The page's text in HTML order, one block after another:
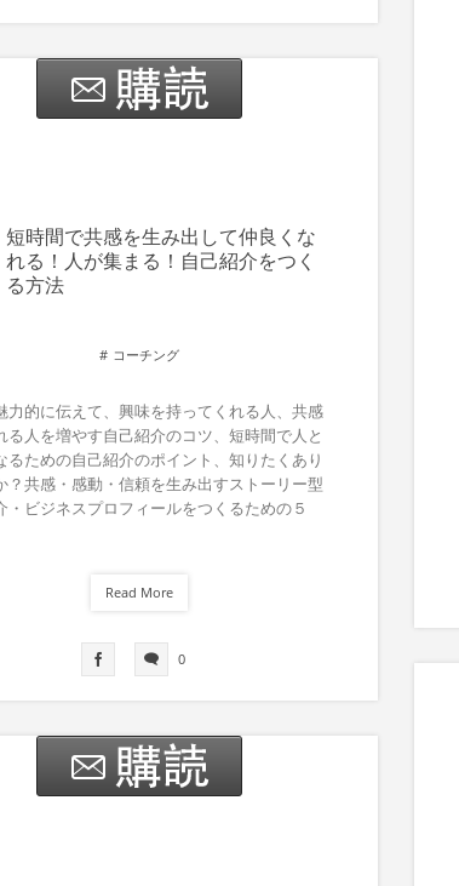
短時間で共感を生み出して仲良くな
れる！人が集まる！自己紹介をつく
る方法
コーチング
力的に伝えて、興味を持ってくれる人、共感
る人を増やす自己紹介のコツ、短時間で人と
るための自己紹介のポイント、知りたくあり
？共感・感動・信頼を生み出すストーリー型
・ビジネスプロフィールをつくるための５
Read More
0